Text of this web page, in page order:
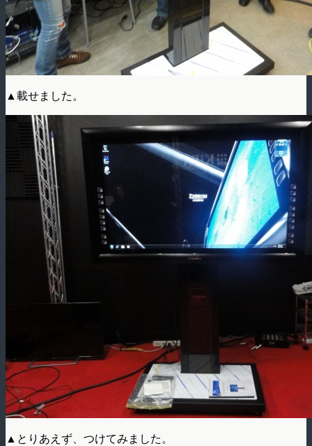
▲載せました。
▲とりあえず、つけてみました。